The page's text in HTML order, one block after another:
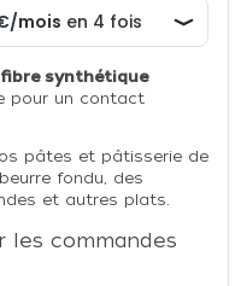
synthétique
pour un contact
pâtes et pâtisserie de
fondu, des
et autres plats.
les commandes